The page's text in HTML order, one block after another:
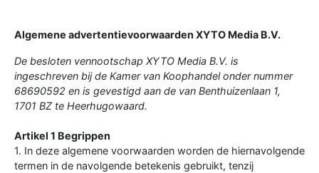
Algemene advertentievoorwaarden XYTO Media B.V.
De besloten vennootschap XYTO Media B.V. is
ingeschreven bij de Kamer van Koophandel onder nummer
68690592 en is gevestigd aan de van Benthuizenlaan 1,
1701 BZ te Heerhugowaard.
Artikel 1 Begrippen
1. In deze algemene voorwaarden worden de hiernavolgende
termen in de navolgende betekenis gebruikt, tenzij